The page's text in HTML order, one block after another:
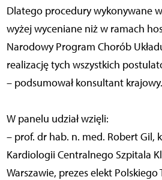
Dlatego procedury wykonywane
wyżej wyceniane niż w ramach
Narodowy Program Chorób
realizację tych wszystkich
– podsumował konsultant krajowy.
W panelu udział wzięli:
– prof. dr hab. n. med. Robert Gil,
Kardiologii Centralnego Szpitala
Warszawie, prezes elekt Polskiego